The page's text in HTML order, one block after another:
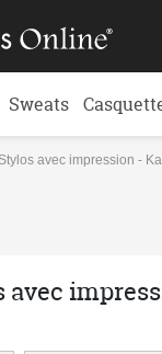
Sweats
Stylos avec impression -
avec